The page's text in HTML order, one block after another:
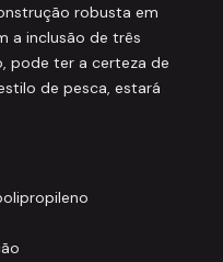
robusta em
a inclusão de três
pode ter a certeza de
de pesca, estará